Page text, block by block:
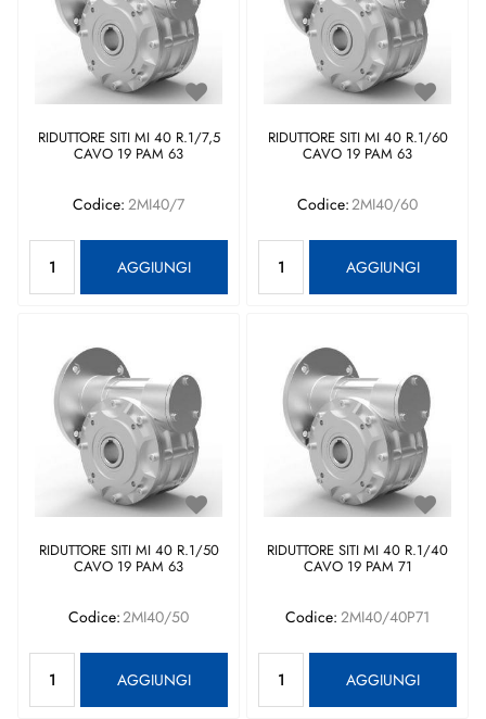
RIDUTTORE SITI MI 40 R.1/7,5
CAVO 19 PAM 63
Codice: 2MI40/7
AGGIUNGI
RIDUTTORE SITI MI 40 R.1/60
CAVO 19 PAM 63
Codice:2MI40/60
AGGIUNGI
RIDUTTORE SITI MI 40 R.1/50
CAVO 19 PAM 63
Codice:2MI40/50
AGGIUNGI
RIDUTTORE SITI MI 40 R.1/40
CAVO 19 PAM 71
Codice: 2MI40/40P71
AGGIUNGI